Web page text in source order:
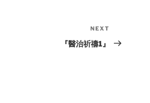
Post
NEXT
『醫治祈禱1』